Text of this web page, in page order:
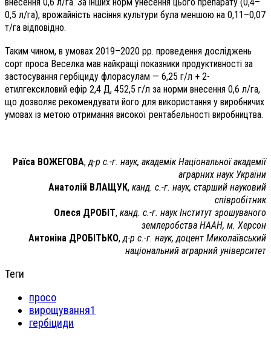
0,5 л/га), врожайність насіння культури була меншою на 0,11–0,07
т/га відповідно.
Таким чином, в умовах 2019–2020 рр. проведення досліджень
сорт проса Веселка мав найкращі показники продуктивності за
застосування гербіциду флорасулам — 6,25 г/л + 2-
етилгексиловий ефір 2,4 Д, 452,5 г/л за норми внесення 0,6 л/га,
що дозволяє рекомендувати його для використання у виробничих
умовах із метою отримання високої рентабельності виробництва.
Раїса ВОЖЕГОВА,д-р с.-г. наук, академік Національної академії
аграрних наук України
Анатолій ВЛАЩУК, канд. с.-г. наук, старший науковий
співробітник
Олеся ДРОБІТ, канд. с.-г. наукІнститут зрошуваного
землеробства НААН, м. Херсон
Антоніна ДРОБІТЬКО,д-р с.-г. наук, доцент Миколаївський
національний аграрний університет
Теги
просо
вирощування1
гербіциди